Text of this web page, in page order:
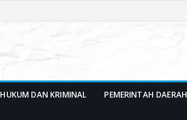
HUKUM DAN KRIMINAL PEMERINTAH DAERAH